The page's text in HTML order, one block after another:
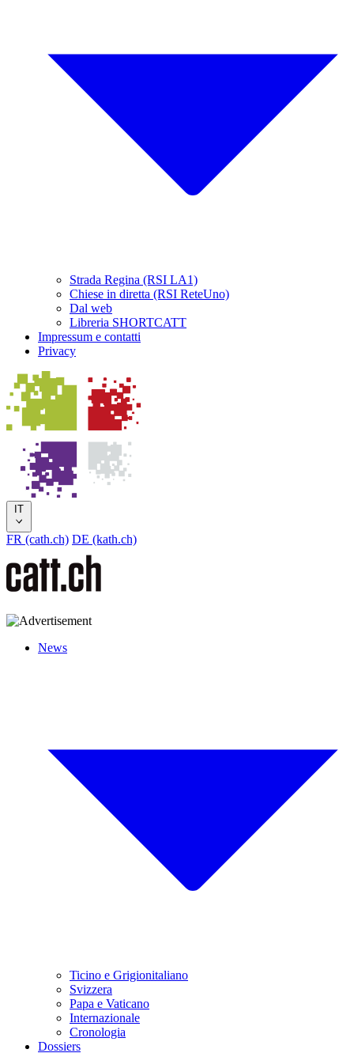
Strada Regina (RSI LA1)
Chiese in diretta (RSI ReteUno)
Dal web
Libreria SHORTCATT
Impressum e contatti
Privacy
IT
FR (cath.ch) DE (kath.ch)
News
Ticino e Grigionitaliano
Svizzera
Papa e Vaticano
Internazionale
Cronologia
Dossiers